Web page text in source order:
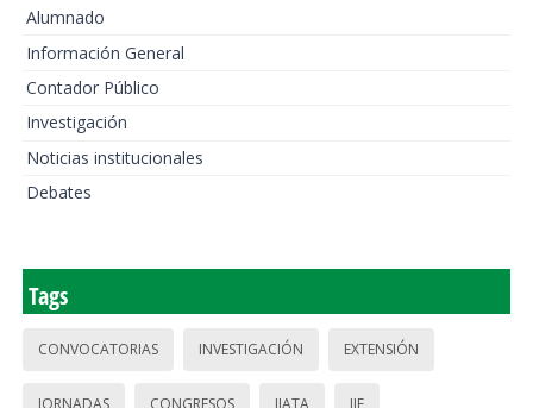
Alumnado
Información General
Contador Público
Investigación
Noticias institucionales
Debates
Tags
CONVOCATORIAS INVESTIGACIÓN EXTENSIÓN